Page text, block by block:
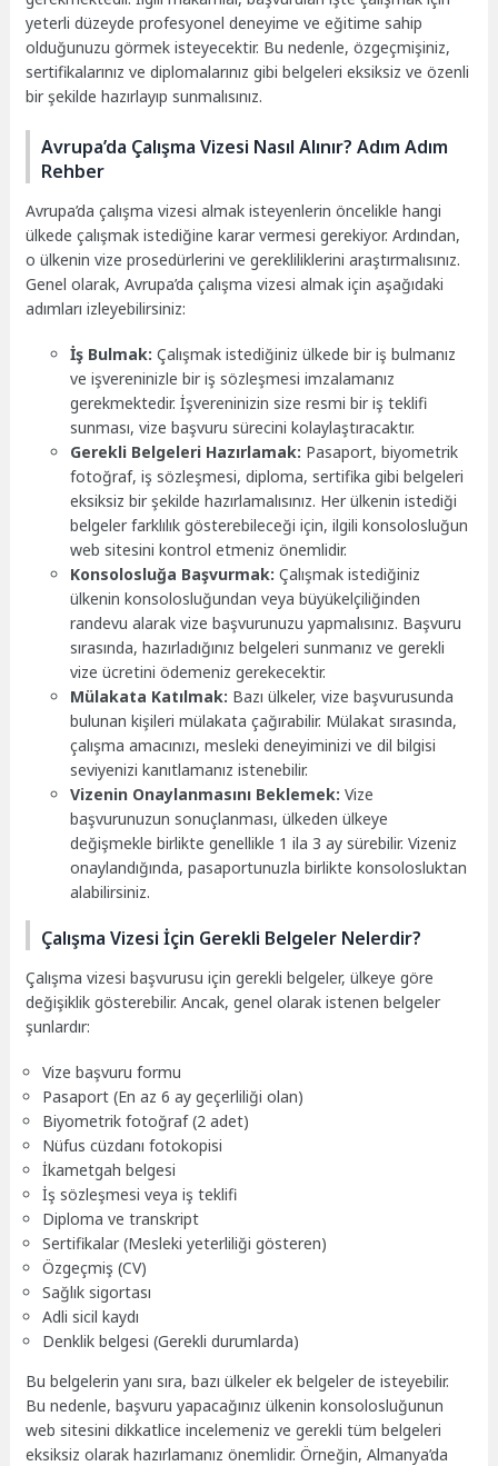
yeterli düzeyde profesyonel deneyime ve eğitime sahip
olduğunuzu görmek isteyecektir. Bu nedenle, özgeçmişiniz,
sertifikalarınız ve diplomalarınız gibi belgeleri eksiksiz ve özenli
bir şekilde hazırlayıp sunmalısınız.
Avrupa’da Çalışma Vizesi Nasıl Alınır? Adım Adım
Rehber
Avrupa’da çalışma vizesi almak isteyenlerin öncelikle hangi
ülkede çalışmak istediğine karar vermesi gerekiyor. Ardından,
o ülkenin vize prosedürlerini ve gerekliliklerini araştırmalısınız.
Genel olarak, Avrupa’da çalışma vizesi almak için aşağıdaki
adımları izleyebilirsiniz:
İş Bulmak: Çalışmak istediğiniz ülkede bir iş bulmanız
ve işvereninizle bir iş sözleşmesi imzalamanız
gerekmektedir. İşvereninizin size resmi bir iş teklifi
sunması, vize başvuru sürecini kolaylaştıracaktır.
Gerekli Belgeleri Hazırlamak: Pasaport, biyometrik
fotoğraf, iş sözleşmesi, diploma, sertifika gibi belgeleri
eksiksiz bir şekilde hazırlamalısınız. Her ülkenin istediği
belgeler farklılık gösterebileceği için, ilgili konsolosluğun
web sitesini kontrol etmeniz önemlidir.
Konsolosluğa Başvurmak: Çalışmak istediğiniz
ülkenin konsolosluğundan veya büyükelçiliğinden
randevu alarak vize başvurunuzu yapmalısınız. Başvuru
sırasında, hazırladığınız belgeleri sunmanız ve gerekli
vize ücretini ödemeniz gerekecektir.
Mülakata Katılmak: Bazı ülkeler, vize başvurusunda
bulunan kişileri mülakata çağırabilir. Mülakat sırasında,
çalışma amacınızı, mesleki deneyiminizi ve dil bilgisi
seviyenizi kanıtlamanız istenebilir.
Vizenin Onaylanmasını Beklemek: Vize
başvurunuzun sonuçlanması, ülkeden ülkeye
değişmekle birlikte genellikle 1 ila 3 ay sürebilir. Vizeniz
onaylandığında, pasaportunuzla birlikte konsolosluktan
alabilirsiniz.
Çalışma Vizesi İçin Gerekli Belgeler Nelerdir?
Çalışma vizesi başvurusu için gerekli belgeler, ülkeye göre
değişiklik gösterebilir. Ancak, genel olarak istenen belgeler
şunlardır:
Vize başvuru formu
Pasaport (En az 6 ay geçerliliği olan)
Biyometrik fotoğraf (2 adet)
Nüfus cüzdanı fotokopisi
İkametgah belgesi
İş sözleşmesi veya iş teklifi
Diploma ve transkript
Sertifikalar (Mesleki yeterliliği gösteren)
Özgeçmiş (CV)
Sağlık sigortası
Adli sicil kaydı
Denklik belgesi (Gerekli durumlarda)
Bu belgelerin yanı sıra, bazı ülkeler ek belgeler de isteyebilir.
Bu nedenle, başvuru yapacağınız ülkenin konsolosluğunun
web sitesini dikkatlice incelemeniz ve gerekli tüm belgeleri
eksiksiz olarak hazırlamanız önemlidir. Örneğin, Almanya’da